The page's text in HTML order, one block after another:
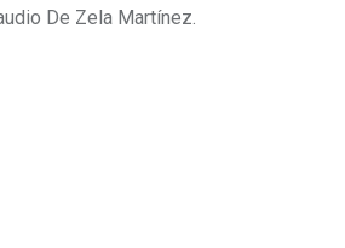
De Zela Martínez.